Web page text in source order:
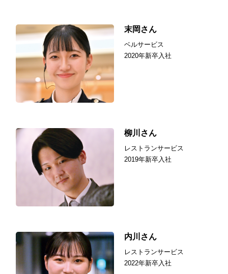
末岡さん
ベルサービス
2020年新卒入社
柳川さん
レストランサービス
2019年新卒入社
内川さん
レストランサービス
2022年新卒入社